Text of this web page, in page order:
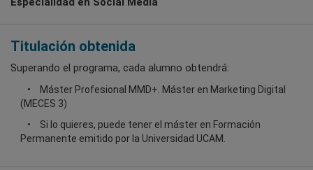
Titulación obtenida
Superando el programa, cada alumno obtendrá:
Máster Profesional MMD+. Máster en Marketing Digital
(MECES 3)
Si lo quieres, puede tener el máster en Formación
Permanente emitido por la Universidad UCAM.